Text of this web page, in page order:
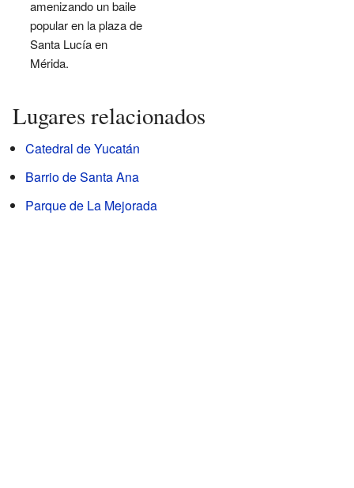
amenizando un baile
popular en la plaza de
Santa Lucía en
Mérida.
Lugares relacionados
Catedral de Yucatán
Barrio de Santa Ana
Parque de La Mejorada